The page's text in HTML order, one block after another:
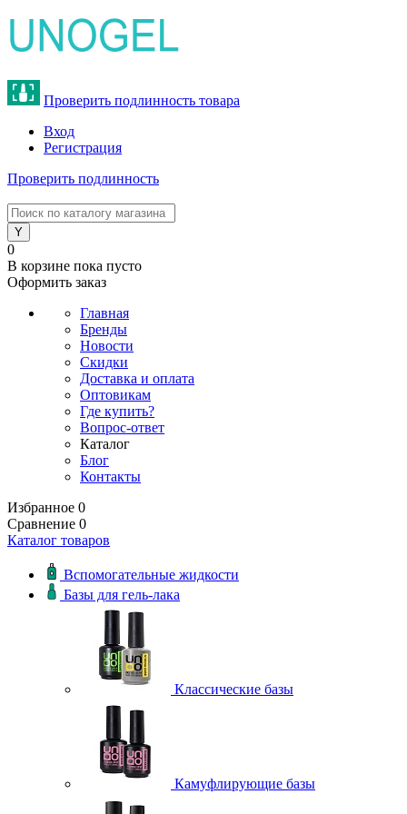
Проверить подлинность товара
Вход
Регистрация
Проверить подлинность
0
В корзине пока пусто
Оформить заказ
Главная
Бренды
Новости
Скидки
Доставка и оплата
Оптовикам
Где купить?
Вопрос-ответ
Каталог
Блог
Контакты
Избранное 0
Сравнение 0
Каталог товаров
Вспомогательные жидкости
Базы для гель-лака
Классические базы
Камуфлирующие базы